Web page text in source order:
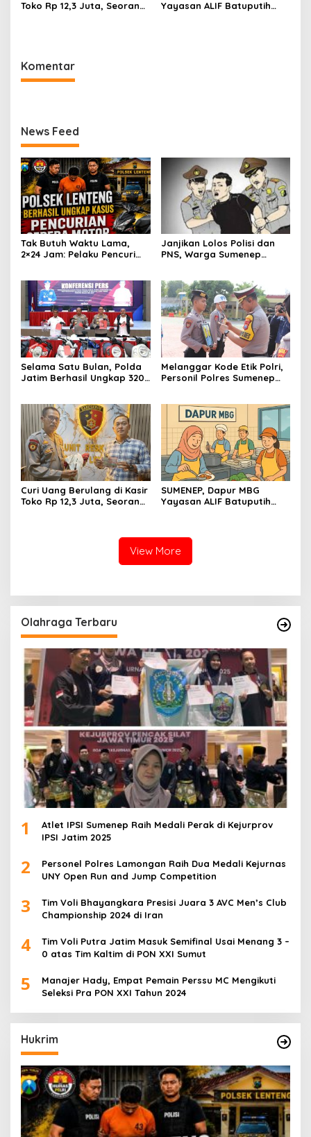
Toko Rp 12,3 Juta, Seorang
Yayasan ALIF Batuputih
Komentar
News Feed
Tak Butuh Waktu Lama,
2×24 Jam: Pelaku Pencuri
Wilayah Manding
Janjikan Lolos Polisi dan
PNS, Warga Sumenep
600 juta
Selama Satu Bulan, Polda
Jatim Berhasil Ungkap 320
12 Mobil Diamankan
Melanggar Kode Etik Polri,
Personil Polres Sumenep
Curi Uang Berulang di Kasir
Toko Rp 12,3 Juta, Seorang
SUMENEP, Dapur MBG
Yayasan ALIF Batuputih
View More
Olahraga Terbaru
1
Atlet IPSI Sumenep Raih Medali Perak di Kejurprov
IPSI Jatim 2025
2
Personel Polres Lamongan Raih Dua Medali Kejurnas
UNY Open Run and Jump Competition
3
Tim Voli Bhayangkara Presisi Juara 3 AVC Men’s Club
Championship 2024 di Iran
4
Tim Voli Putra Jatim Masuk Semifinal Usai Menang 3 –
0 atas Tim Kaltim di PON XXI Sumut
5
Manajer Hady, Empat Pemain Perssu MC Mengikuti
Seleksi Pra PON XXI Tahun 2024
Hukrim